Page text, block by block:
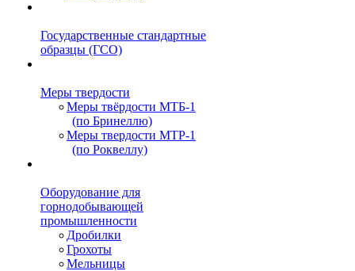
Государственные стандартные
образцы (ГСО)
Меры твердости
Меры твёрдости МТБ-1
(по Бринеллю)
Меры твердости МТР-1
(по Роквеллу)
Оборудование для
горнодобывающей
промышленности
Дробилки
Грохоты
Мельницы